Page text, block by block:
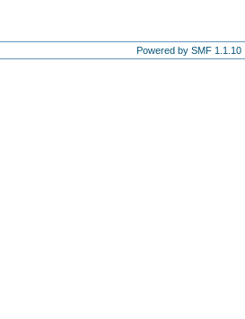
Powered by SMF 1.1.10